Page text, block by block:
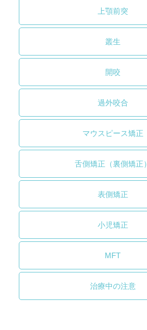
上顎前突
叢生
開咬
過外咬合
マウスピース矯正
舌側矯正（裏側矯正）
表側矯正
小児矯正
MFT
治療中の注意